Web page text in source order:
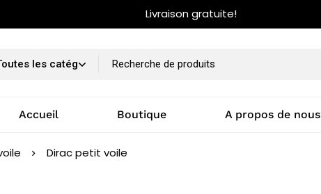
Livraison gratuite!
Accueil Boutique A propos de nous
Dirac petit voile